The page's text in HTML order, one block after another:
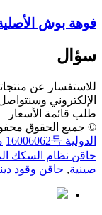
فوهة بوش الأصلية 0445110248
سؤال
للاستفسار عن
الإلكتروني وسنتواصل
طلب قائمة الأسعار
© جميع الحقوق محفوظة -
الدولية 16006062号
حاقن نظام السكك
صينية, حاقن وقود